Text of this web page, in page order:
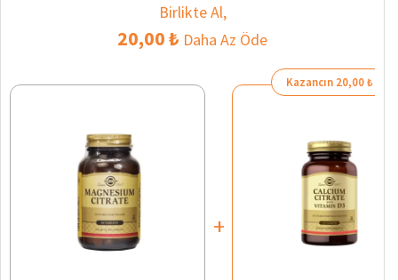
Birlikte Al,
20,00 ₺ Daha Az Öde
+
Kazancın 20,00 ₺